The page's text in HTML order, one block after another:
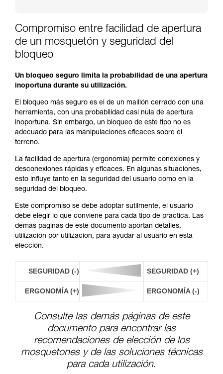
Compromiso entre facilidad de apertura
de un mosquetón y seguridad del
bloqueo
Un bloqueo seguro limita la probabilidad de una apertura
inoportuna durante su utilización.
El bloqueo más seguro es el de un maillón cerrado con una
herramienta, con una probabilidad casi nula de apertura
inoportuna. Sin embargo, un bloqueo de este tipo no es
adecuado para las manipulaciones eficaces sobre el
terreno.
La facilidad de apertura (ergonomía) permite conexiones y
desconexiones rápidas y eficaces. En algunas situaciones,
esto influye tanto en la seguridad del usuario como en la
seguridad del bloqueo.
Este compromiso se debe adoptar sutilmente, el usuario
debe elegir lo que conviene para cada tipo de práctica. Las
demás páginas de este documento aportan detalles,
utilización por utilización, para ayudar al usuario en esta
elección.
SEGURIDAD (-) SEGURIDAD (+)
ERGONOMÍA (+) ERGONOMÍA (-)
Consulte las demás páginas de este
documento para encontrar las
recomendaciones de elección de los
mosquetones y de las soluciones técnicas
para cada utilización.